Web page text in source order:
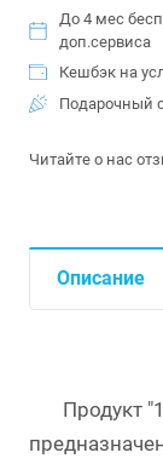
До 4 мес
доп.сервиса
Кешбэк на
Подарочный
Читайте о нас
Описание
Продукт